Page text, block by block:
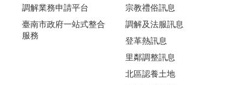
調解業務申請平台
臺南市政府一站式整合
服務
宗教禮俗訊息
調解及法服訊息
登革熱訊息
里鄰調整訊息
北區認養土地